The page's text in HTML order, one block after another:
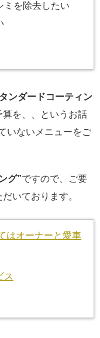
ミを除去したい
ンダードコーティン
を、、というお話
いないメニューをご
グ”ですので、ご要
いております。
はオーナーと愛車
ス